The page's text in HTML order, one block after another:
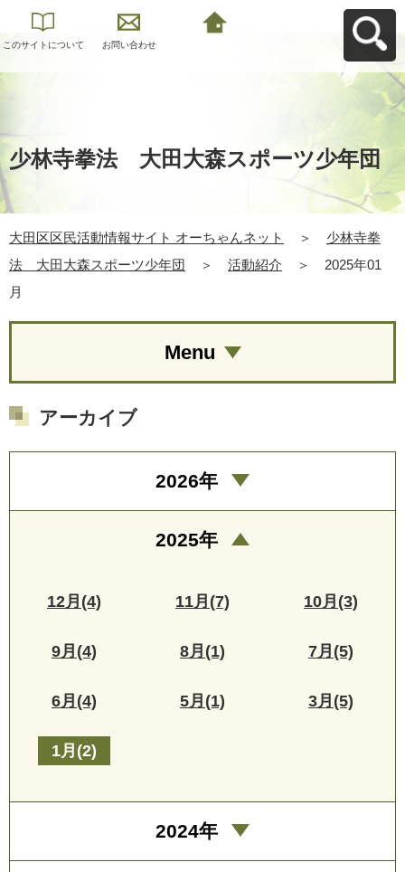
このサイトについて お問い合わせ
少林寺拳法 大田大森スポーツ少年団
大田区区民活動情報サイト オーちゃんネット ＞
少林寺拳
法 大田大森スポーツ少年団
＞ 活動紹介 ＞
2025年01
月
Menu
アーカイブ
2026年
2025年
12月(4) 11月(7) 10月(3)
9月(4) 8月(1) 7月(5)
6月(4) 5月(1) 3月(5)
1月(2)
2024年